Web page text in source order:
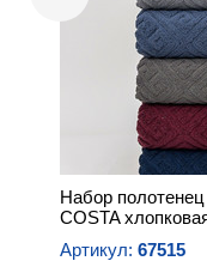
Набор
COSTA
Артикул: 67515